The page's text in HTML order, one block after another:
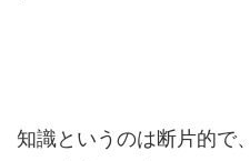
知識というのは断片的で、